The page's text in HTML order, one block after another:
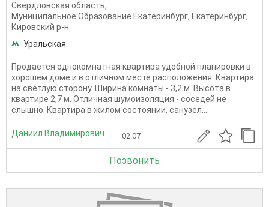
Свердловская область,
Муниципальное Образование Екатеринбург, Екатеринбург,
Кировский р-н
Уральская
Продается однокомнатная квартира удобной планировки в
хорошем доме и в отличном месте расположения. Квартира
на светлую сторону. Ширина комнаты - 3,2 м. Высота в
квартире 2,7 м. Отличная шумоизоляция - соседей не
слышно. Квартира в жилом состоянии, санузел...
Даниил Владимирович 02.07
Позвонить